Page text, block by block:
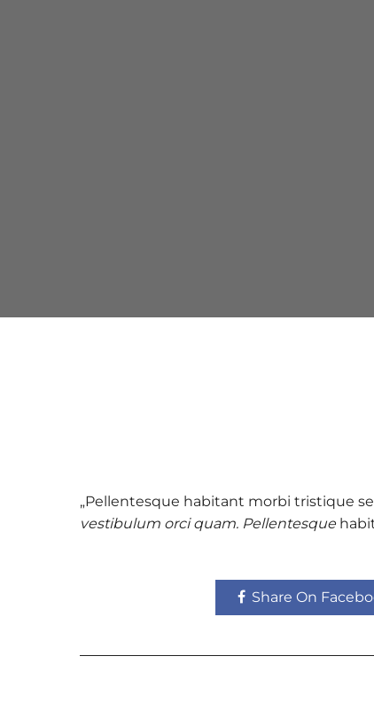
„Pellentesque habitant morbi tristique
vestibulum orci quam. Pellentesque
Share On